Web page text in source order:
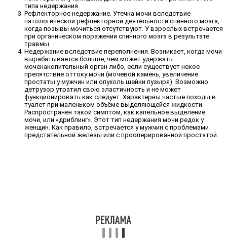
типа недержания.
Рефлекторное недержание. Утечка мочи вследствие
патологической рефлекторной деятельности спинного мозга,
когда позывы мочиться отсутствуют. У взрослых встречается
при органическом поражении спинного мозга в результате
травмы.
Недержание вследствие переполнения. Возникает, когда мочи
вырабатывается больше, чем может удержать
моченакопительный орган либо, если существует некое
препятствие оттоку мочи (мочевой камень, увеличение
простаты у мужчин или опухоль шейки пузыря). Возможно
детрузор утратил свою эластичность и не может
функционировать как следует. Характерны частые походы в
туалет при маленьком объёме выделяющейся жидкости.
Распространён такой симптом, как капельное выделение
мочи, или «дриблинг». Этот тип недержания мочи редок у
женщин. Как правило, встречается у мужчин с проблемами
предстательной железы или с прооперированной простатой.